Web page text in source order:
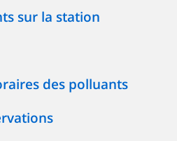
sur la station
des polluants